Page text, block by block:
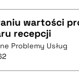
wartości
recepcji
Problemy Usług